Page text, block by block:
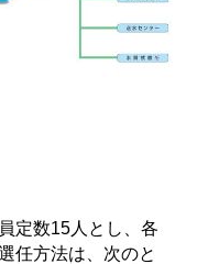
定数15人とし、各
任方法は、次のと